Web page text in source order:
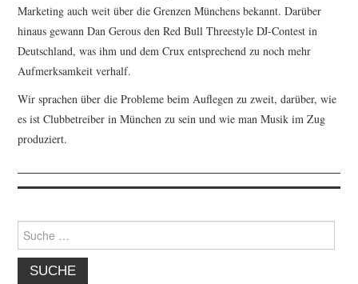
Marketing auch weit über die Grenzen Münchens bekannt. Darüber
hinaus gewann Dan Gerous den Red Bull Threestyle DJ-Contest in
Deutschland, was ihm und dem Crux entsprechend zu noch mehr
Aufmerksamkeit verhalf.
Wir sprachen über die Probleme beim Auflegen zu zweit, darüber, wie
es ist Clubbetreiber in München zu sein und wie man Musik im Zug
produziert.
Suche
nach: